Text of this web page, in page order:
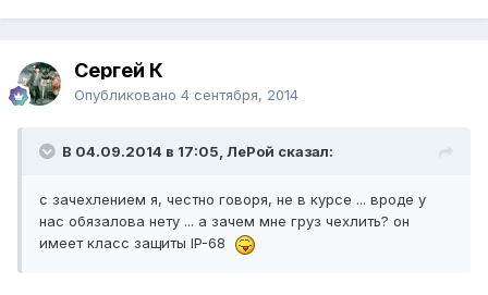
Сергей К
Опубликовано 4 сентября, 2014
В 04.09.2014 в 17:05, ЛеРой сказал:
с зачехлением я, честно говоря, не в курсе ... вроде у
нас обязалова нету ... а зачем мне груз чехлить? он
имеет класс защиты IP-68